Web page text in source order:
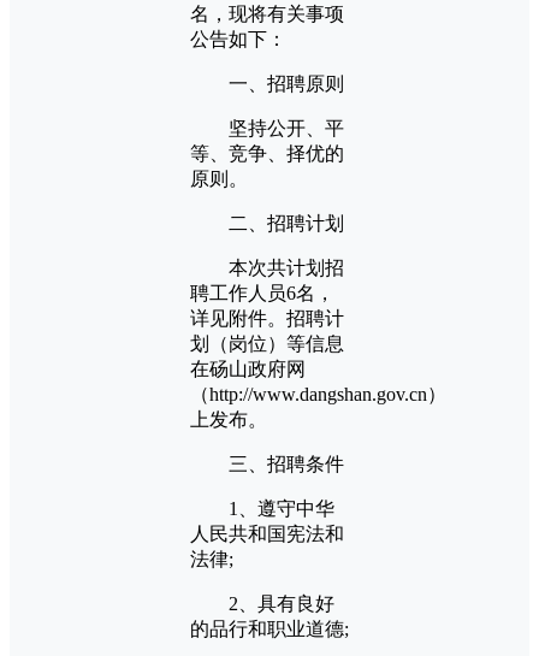
名，现将有关事项
公告如下：
一、招聘原则
坚持公开、平
等、竞争、择优的
原则。
二、招聘计划
本次共计划招
聘工作人员6名，
详见附件。招聘计
划（岗位）等信息
在砀山政府网
（http://www.dangshan.gov.cn）
上发布。
三、招聘条件
1、遵守中华
人民共和国宪法和
法律;
2、具有良好
的品行和职业道德;